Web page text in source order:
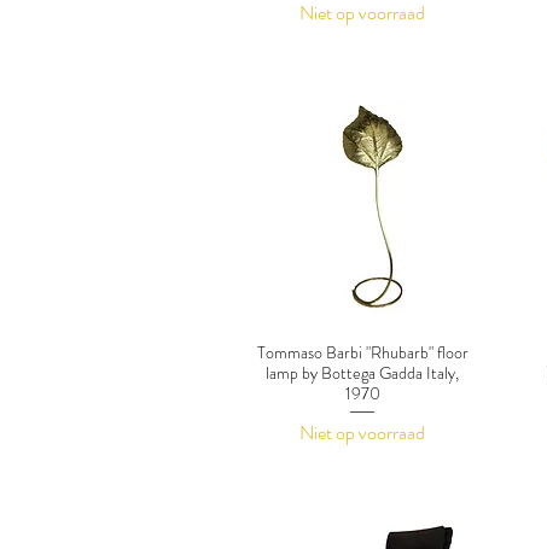
Niet op voorraad
Tommaso Barbi "Rhubarb" floor
lamp by Bottega Gadda Italy,
1970
Niet op voorraad